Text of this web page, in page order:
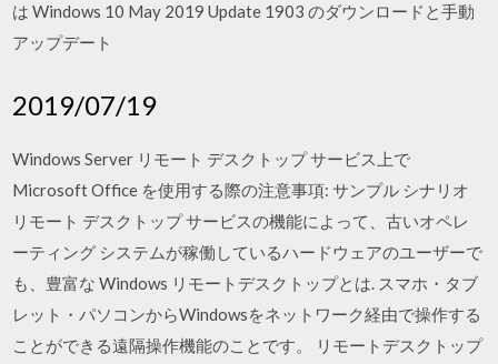
は Windows 10 May 2019 Update 1903 のダウンロードと手動
アップデート
2019/07/19
Windows Server リモート デスクトップ サービス上で
Microsoft Office を使用する際の注意事項: サンプル シナリオ
リモート デスクトップ サービスの機能によって、古いオペレ
ーティング システムが稼働しているハードウェアのユーザーで
も、豊富な Windows リモートデスクトップとは. スマホ・タブ
レット・パソコンからWindowsをネットワーク経由で操作する
ことができる遠隔操作機能のことです。 リモートデスクトップ